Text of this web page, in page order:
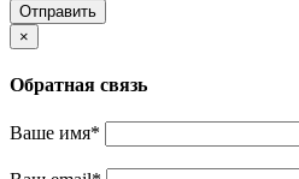
Отправить
×
Обратная связь
Ваше имя*